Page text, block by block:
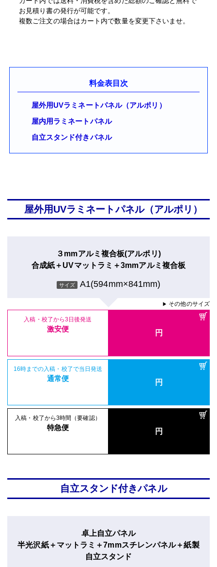
お見積り書の発行が可能です。
複数ご注文の場合はカート内で数量を変更下さいませ。
料金表目次
屋外用UVラミネートパネル（アルポリ）
屋内用ラミネートパネル
自立スタンド付きパネル
屋外用UVラミネートパネル（アルポリ）
３mmアルミ複合板(アルポリ)
合成紙＋UVマットラミ＋3mmアルミ複合板
サイズ A1(594mm×841mm)
▶ その他のサイズ
入稿・校了から3日後発送
激安便 円
16時までの入稿・校了で当日発送
通常便 円
入稿・校了から3時間（要確認）
特急便 円
自立スタンド付きパネル
卓上自立パネル
半光沢紙＋マットラミ＋7mmスチレンパネル＋紙製
自立スタンド